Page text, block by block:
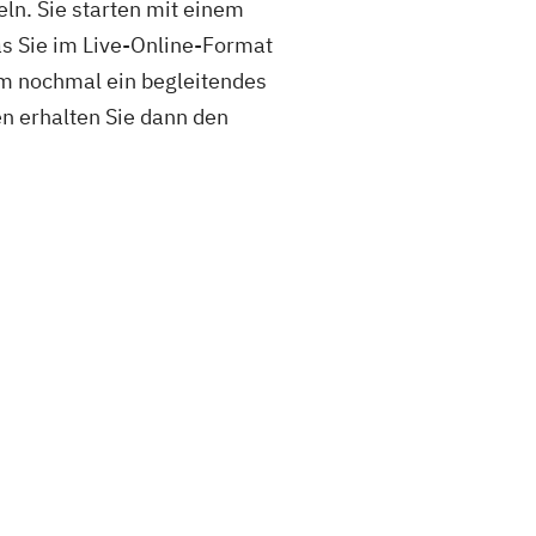
Sie starten mit einem
Sie im Live-Online-Format
nochmal ein begleitendes
erhalten Sie dann den